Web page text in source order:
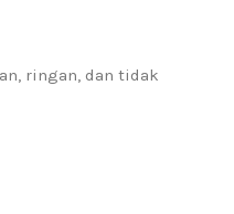
ringan, dan tidak